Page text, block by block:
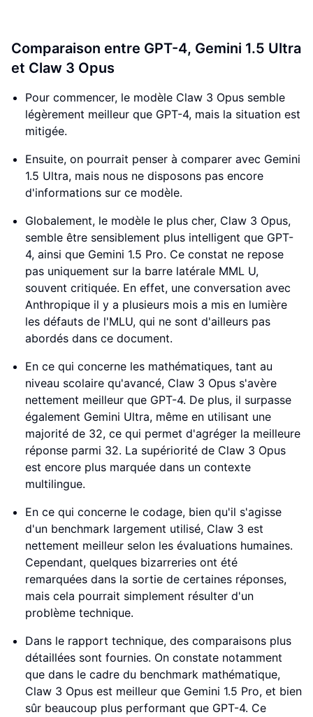
Comparaison entre GPT-4, Gemini 1.5 Ultra
et Claw 3 Opus
Pour commencer, le modèle Claw 3 Opus semble
légèrement meilleur que GPT-4, mais la situation est
mitigée.
Ensuite, on pourrait penser à comparer avec Gemini
1.5 Ultra, mais nous ne disposons pas encore
d'informations sur ce modèle.
Globalement, le modèle le plus cher, Claw 3 Opus,
semble être sensiblement plus intelligent que GPT-
4, ainsi que Gemini 1.5 Pro. Ce constat ne repose
pas uniquement sur la barre latérale MML U,
souvent critiquée. En effet, une conversation avec
Anthropique il y a plusieurs mois a mis en lumière
les défauts de l'MLU, qui ne sont d'ailleurs pas
abordés dans ce document.
En ce qui concerne les mathématiques, tant au
niveau scolaire qu'avancé, Claw 3 Opus s'avère
nettement meilleur que GPT-4. De plus, il surpasse
également Gemini Ultra, même en utilisant une
majorité de 32, ce qui permet d'agréger la meilleure
réponse parmi 32. La supériorité de Claw 3 Opus
est encore plus marquée dans un contexte
multilingue.
En ce qui concerne le codage, bien qu'il s'agisse
d'un benchmark largement utilisé, Claw 3 est
nettement meilleur selon les évaluations humaines.
Cependant, quelques bizarreries ont été
remarquées dans la sortie de certaines réponses,
mais cela pourrait simplement résulter d'un
problème technique.
Dans le rapport technique, des comparaisons plus
détaillées sont fournies. On constate notamment
que dans le cadre du benchmark mathématique,
Claw 3 Opus est meilleur que Gemini 1.5 Pro, et bien
sûr beaucoup plus performant que GPT-4. Ce